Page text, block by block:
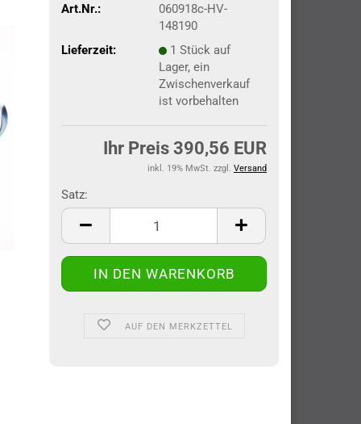
Art.Nr.:
060918c-HV-
148190
Lieferzeit:
1 Stück auf
Lager, ein
Zwischenverkauf
ist vorbehalten
Ihr Preis 390,56 EUR
inkl. 19% MwSt. zzgl. Versand
Satz:
Satz
AUF DEN MERKZETTEL